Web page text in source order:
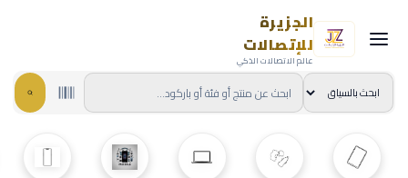
الجزيرة
للإتصالات
عالم الاتصالات الذكي